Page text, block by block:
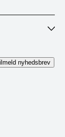
nyhedsbrev